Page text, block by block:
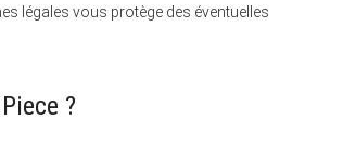
légales vous protège des éventuelles
?